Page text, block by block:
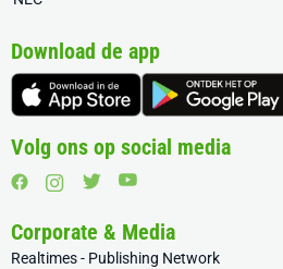
Download de app
Volg ons op social media
Corporate & Media
Realtimes - Publishing Network